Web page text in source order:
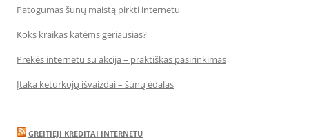
Patogumas šunų maistą pirkti internetu
Koks kraikas katėms geriausias?
Prekės internetu su akcija – praktiškas pasirinkimas
Įtaka keturkojų išvaizdai – šunų ėdalas
GREITIEJI KREDITAI INTERNETU